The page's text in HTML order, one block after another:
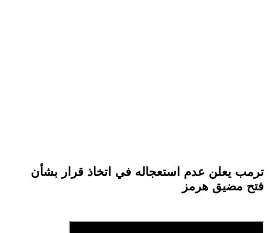
ترمب يعلن عدم استعجاله في اتخاذ قرار بشأن
فتح مضيق هرمز